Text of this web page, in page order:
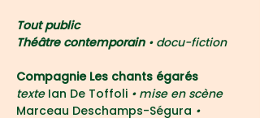
Tout public
Théâtre contemporain • docu-fiction
Compagnie Les chants égarés
texte Ian De Toffoli • mise en scène
Marceau Deschamps-Ségura •